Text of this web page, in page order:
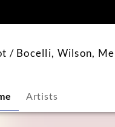
/ Bocelli, Wilson,
Artists